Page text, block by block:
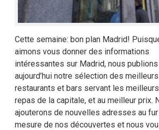
Cette semaine: bon plan Madrid!
aimons vous donner des informations
intéressantes sur Madrid, nous publions
aujourd’hui notre sélection des meilleurs
restaurants et bars servant les
repas de la capitale, et au meilleur prix.
ajouterons de nouvelles adresses au
mesure de nos découvertes et nous